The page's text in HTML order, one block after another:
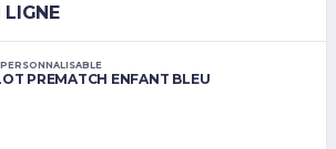
LIGNE
PERSONNALISABLE
PREMATCH ENFANT BLEU